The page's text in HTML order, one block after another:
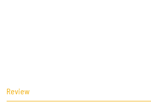
Review